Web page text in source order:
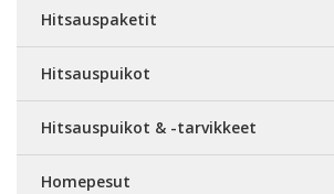
Hitsauspaketit
Hitsauspuikot
Hitsauspuikot & -tarvikkeet
Homepesut